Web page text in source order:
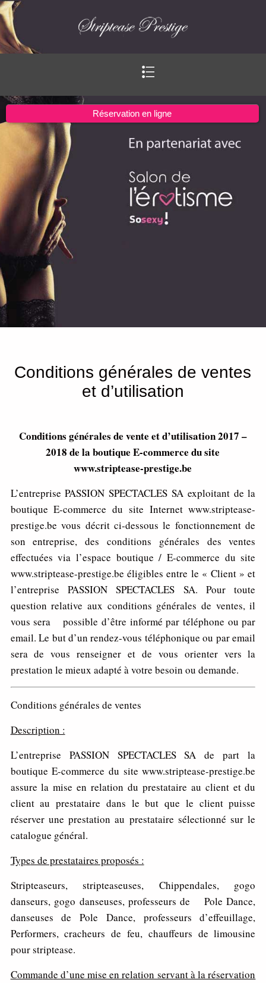
Réservation en ligne
Conditions générales de ventes
et d’utilisation
Conditions générales de vente et d’utilisation 2017 –
2018 de la boutique E-commerce du site
www.striptease-prestige.be
L’entreprise PASSION SPECTACLES SA exploitant de la
boutique E-commerce du site Internet www.striptease-
prestige.be vous décrit ci-dessous le fonctionnement de
son entreprise, des conditions générales des ventes
effectuées via l’espace boutique / E-commerce du site
www.striptease-prestige.be éligibles entre le « Client » et
l’entreprise PASSION SPECTACLES SA. Pour toute
question relative aux conditions générales de ventes, il
vous sera possible d’être informé par téléphone ou par
email. Le but d’un rendez-vous téléphonique ou par email
sera de vous renseigner et de vous orienter vers la
prestation le mieux adapté à votre besoin ou demande.
Conditions générales de ventes
Description :
L’entreprise PASSION SPECTACLES SA de part la
boutique E-commerce du site www.striptease-prestige.be
assure la mise en relation du prestataire au client et du
client au prestataire dans le but que le client puisse
réserver une prestation au prestataire sélectionné sur le
catalogue général.
Types de prestataires proposés :
Stripteaseurs, stripteaseuses, Chippendales, gogo
danseurs, gogo danseuses, professeurs de Pole Dance,
danseuses de Pole Dance, professeurs d’effeuillage,
Performers, cracheurs de feu, chauffeurs de limousine
pour striptease.
Commande d’une mise en relation servant à la réservation